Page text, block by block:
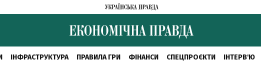
ІНФРАСТРУКТУРА ПРАВИЛА ГРИ ФІНАНСИ СПЕЦПРОЄКТИ ІНТЕРВ'Ю